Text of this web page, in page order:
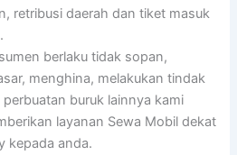
retribusi daerah dan tiket masuk
berlaku tidak sopan,
menghina, melakukan tindak
buruk lainnya kami
layanan Sewa Mobil dekat
kepada anda.